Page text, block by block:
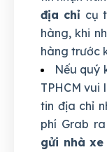
địa chỉ cụ
hàng, khi
hàng trước
Nếu quý
TPHCM vui
tin địa chỉ
phí Grab
gửi nhà